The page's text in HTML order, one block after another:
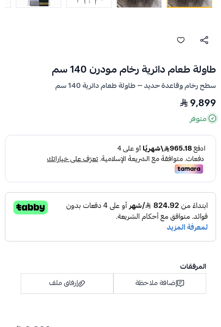
طاولة طعام دائرية رخام مودرن 140 سم
سطح رخام وقاعدة حديد — طاولة طعام دائرية 140 سم
9,899
متوفر
المرفقات
إضافة ملاحظة
إرفاق ملف